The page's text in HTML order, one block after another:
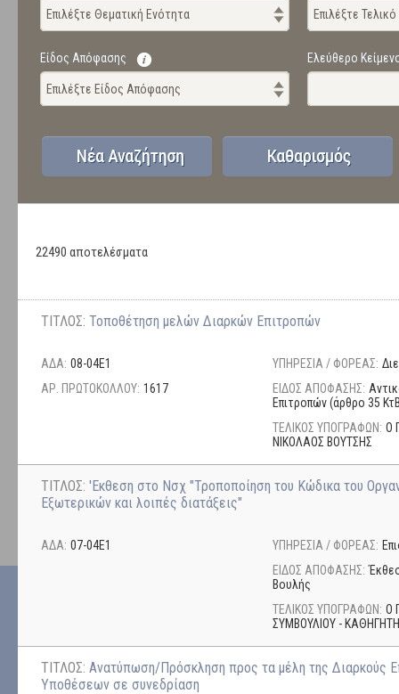
Επιλέξτε Θεματική Ενότητα Επιλέξτε
Είδος Απόφασης
Επιλέξτε Είδος Απόφασης
Ελεύθερο
22490 αποτελέσματα
ΤΙΤΛΟΣ: Τοποθέτηση μελών Διαρκών Επιτροπών
ΑΔΑ: 08-04Ε1
ΑΡ. ΠΡΩΤΟΚΟΛΛΟΥ: 1617
ΥΠΗΡΕΣΙΑ / ΦΟΡΕΑΣ:
ΕΙΔΟΣ ΑΠΟΦΑΣΗΣ:
Επιτροπών (άρθρο 35
ΤΕΛΙΚΟΣ ΥΠΟΓΡΑΦΩΝ: Ο
ΝΙΚΟΛΑΟΣ ΒΟΥΤΣΗΣ
ΤΙΤΛΟΣ: 'Εκθεση στο Νσχ "Τροποποίηση του Κώδικα του
Εξωτερικών και λοιπές διατάξεις"
ΑΔΑ: 07-04Ε1 ΥΠΗΡΕΣΙΑ / ΦΟΡΕΑΣ:
ΕΙΔΟΣ ΑΠΟΦΑΣΗΣ:
Βουλής
ΤΕΛΙΚΟΣ ΥΠΟΓΡΑΦΩΝ: Ο
ΣΥΜΒΟΥΛΙΟΥ -
ΤΙΤΛΟΣ: Ανατύπωση/Πρόσκληση προς τα μέλη της Διαρκούς
Υποθέσεων σε συνεδρίαση